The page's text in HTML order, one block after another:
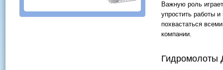
Важную роль
упростить работы
похвастаться
компании.
Гидромолоты